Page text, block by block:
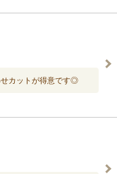
カットが得意です◎